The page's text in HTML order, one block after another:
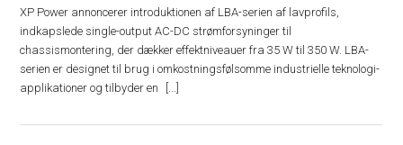
XP Power annoncerer introduktionen af ​​LBA-serien af ​​lavprofils,
indkapslede single-output AC-DC strømforsyninger til
chassismontering, der dækker effektniveauer fra 35 W til 350 W. LBA-
serien er designet til brug i omkostningsfølsomme industrielle teknologi-
applikationer og tilbyder en